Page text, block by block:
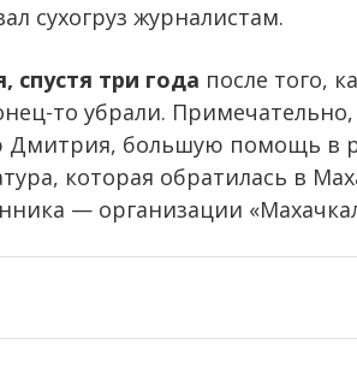
сухогруз журналистам.
спустя три года после того,
то убрали.
большую помощь в
которая обратилась в
— организации